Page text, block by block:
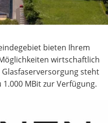
bieten Ihrem
wirtschaftlich
steht
MBit zur Verfügung.